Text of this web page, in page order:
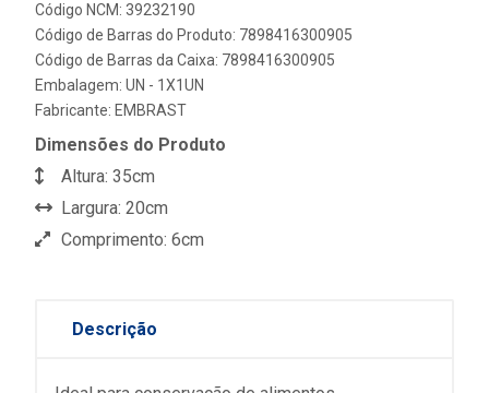
Código NCM: 39232190
Código de Barras do Produto: 7898416300905
Código de Barras da Caixa: 7898416300905
Embalagem: UN - 1X1UN
Fabricante: EMBRAST
Dimensões do Produto
Altura: 35cm
Largura: 20cm
Comprimento: 6cm
Descrição